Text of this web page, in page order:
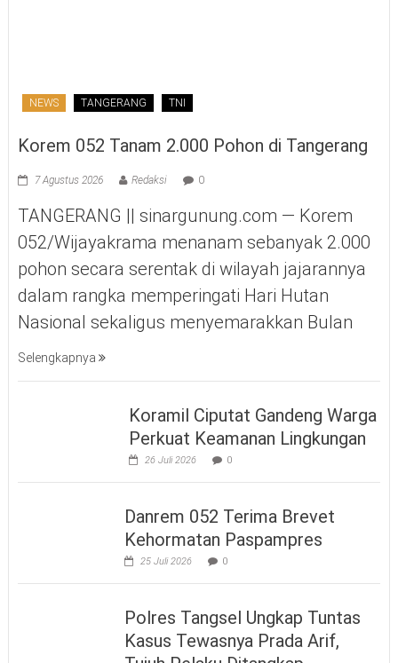
NEWS TANGERANG TNI
Korem 052 Tanam 2.000 Pohon di Tangerang
7 Agustus 2026 Redaksi 0
TANGERANG || sinargunung.com — Korem
052/Wijayakrama menanam sebanyak 2.000
pohon secara serentak di wilayah jajarannya
dalam rangka memperingati Hari Hutan
Nasional sekaligus menyemarakkan Bulan
Selengkapnya
Koramil Ciputat Gandeng Warga
Perkuat Keamanan Lingkungan
26 Juli 2026 0
Danrem 052 Terima Brevet
Kehormatan Paspampres
25 Juli 2026 0
Polres Tangsel Ungkap Tuntas
Kasus Tewasnya Prada Arif,